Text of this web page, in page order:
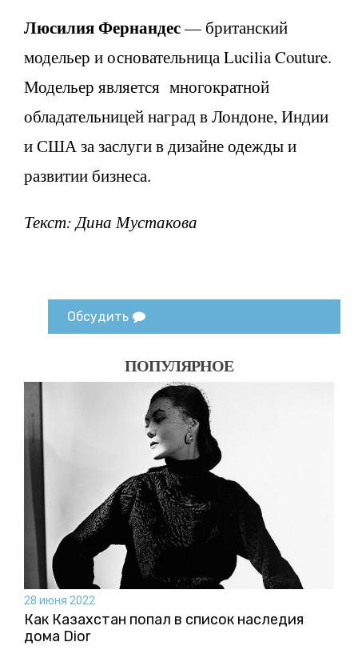
Люсилия Фернандес— британский
модельер и основательница Lucilia Couture.
Модельер является многократной
обладательницей наград в Лондоне, Индии
и США за заслуги в дизайне одежды и
развитии бизнеса.
Текст: Дина Мустакова
Обсудить
ПОПУЛЯРНОЕ
28 июня 2022
Как Казахстан попал в список наследия
дома Dior